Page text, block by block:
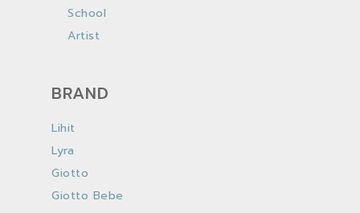
School
Artist
BRAND
Lihit
Lyra
Giotto
Giotto Bebe